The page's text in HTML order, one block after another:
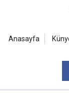
Anasayfa